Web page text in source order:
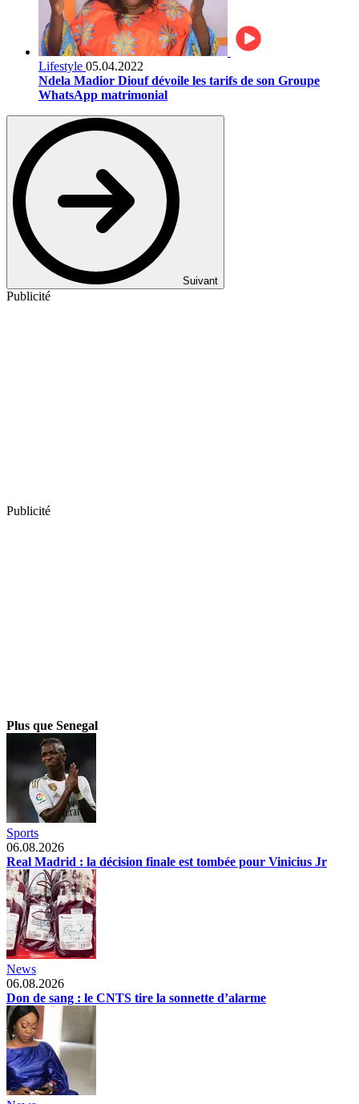
Lifestyle 05.04.2022
Ndela Madior Diouf dévoile les tarifs de son Groupe
WhatsApp matrimonial
Suivant
Publicité
Publicité
Plus que Senegal
Sports
06.08.2026
Real Madrid : la décision finale est tombée pour Vinicius Jr
News
06.08.2026
Don de sang : le CNTS tire la sonnette d’alarme